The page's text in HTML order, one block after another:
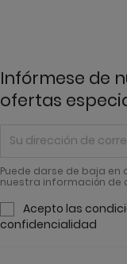
Infórmese de
ofertas
Puede darse de baja en
nuestra información de
Acepto las
confidencialidad